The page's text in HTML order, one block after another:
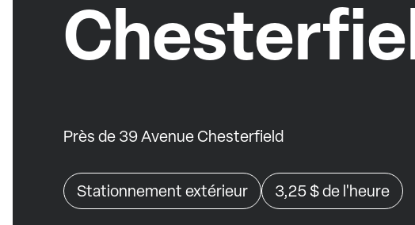
Près de 39 Avenue Chesterfield
Stationnement extérieur 3,25 $de l'heure